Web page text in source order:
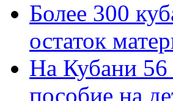
Более 300
остаток
На Кубани
пособие на